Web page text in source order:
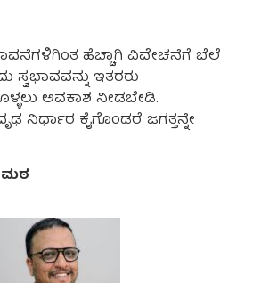
ಹೆಚ್ಚಾಗಿ ವಿವೇಚನೆಗೆ ಬೆಲೆ
ಸ್ವಭಾವವನ್ನು ಇತರರು
ಅವಕಾಶ ನೀಡಬೇಡಿ.
ನಿರ್ಧಾರ ಕೈಗೊಂಡರೆ ಜಗತ್ತನ್ನೇ
ಮಠ